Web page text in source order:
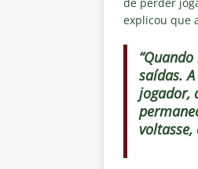
explicou que
saídas.
jogador,